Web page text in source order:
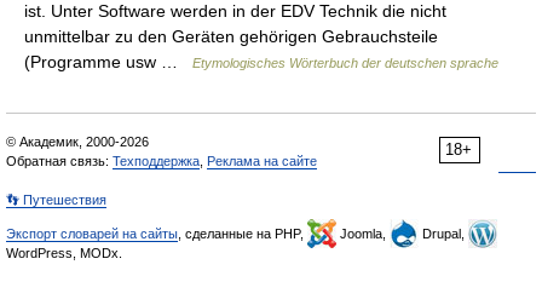
ist. Unter Software werden in der EDV Technik die nicht
unmittelbar zu den Geräten gehörigen Gebrauchsteile
(Programme usw …
Etymologisches Wörterbuch der deutschen sprache
18+
© Академик, 2000-2026
Обратная связь: Техподдержка Реклама на сайте
👣 Путешествия
Экспорт словарей на сайты , сделанные на PHP, Joomla,
Drupal,
WordPress, MODx.